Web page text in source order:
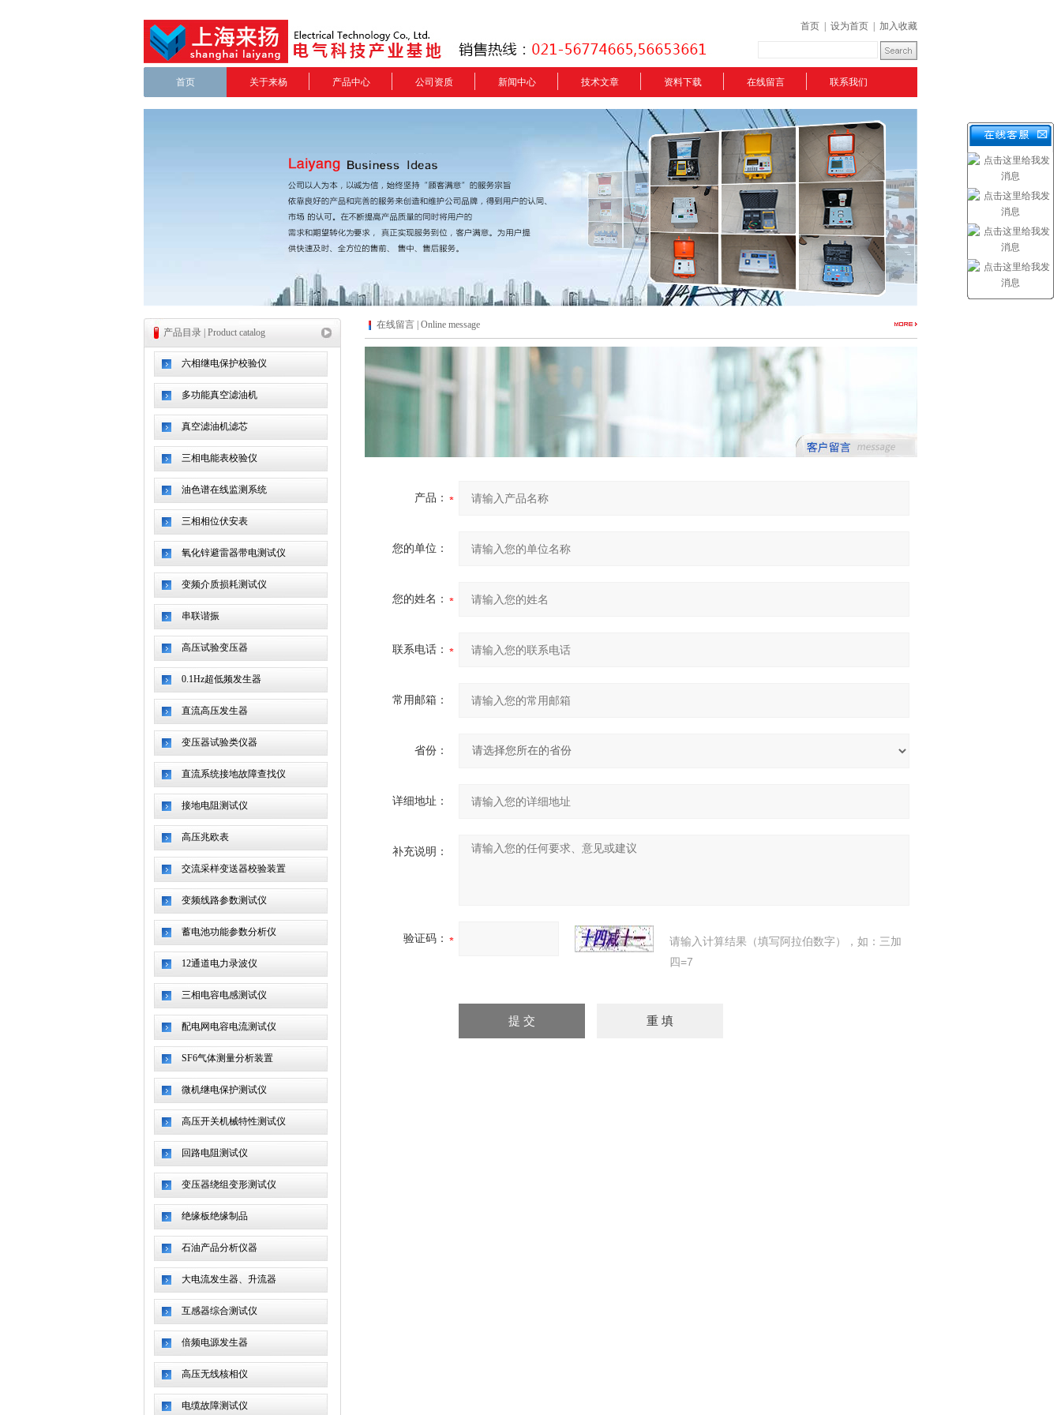
首页 设为首页 加入收藏
首页 关于来杨 产品中心 公司资质 新闻中心 技术文章 资料下载 在线留言 联系我们
产品目录 | Product catalog
六相继电保护校验仪
多功能真空滤油机
真空滤油机滤芯
三相电能表校验仪
油色谱在线监测系统
三相相位伏安表
氧化锌避雷器带电测试仪
变频介质损耗测试仪
串联谐振
高压试验变压器
0.1Hz超低频发生器
直流高压发生器
变压器试验类仪器
直流系统接地故障查找仪
接地电阻测试仪
高压兆欧表
交流采样变送器校验装置
变频线路参数测试仪
蓄电池功能参数分析仪
12通道电力录波仪
三相电容电感测试仪
配电网电容电流测试仪
SF6气体测量分析装置
微机继电保护测试仪
高压开关机械特性测试仪
回路电阻测试仪
变压器绕组变形测试仪
绝缘板绝缘制品
石油产品分析仪器
大电流发生器、升流器
互感器综合测试仪
倍频电源发生器
高压无线核相仪
电缆故障测试仪
在线留言 | Online message
产品：
您的单位：
您的姓名：
联系电话：
常用邮箱：
省份：
详细地址：
补充说明：
验证码：
请输入计算结果（填写阿拉伯数字），如：三加
四=7